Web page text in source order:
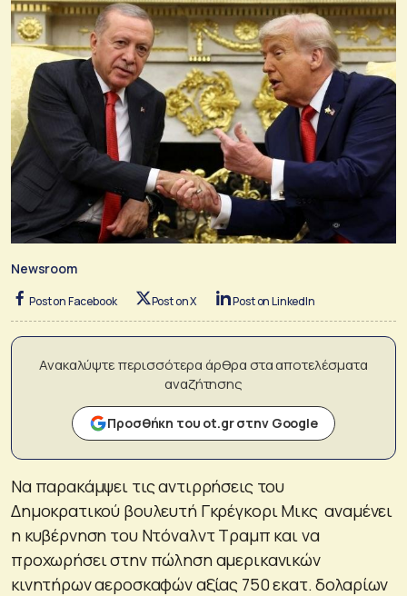
Newsroom
Post on Facebook Post on X Post on LinkedIn
Ανακαλύψτε περισσότερα άρθρα στα αποτελέσματα
αναζήτησης
Προσθήκη του ot.gr στην Google
Nα παρακάμψει τις αντιρρήσεις του
Δημοκρατικού βουλευτή Γκρέγκορι Μικς αναμένει
η κυβέρνηση του Ντόναλντ Τραμπ και να
προχωρήσει στην πώληση αμερικανικών
κινητήρων αεροσκαφών αξίας 750 εκατ. δολαρίων